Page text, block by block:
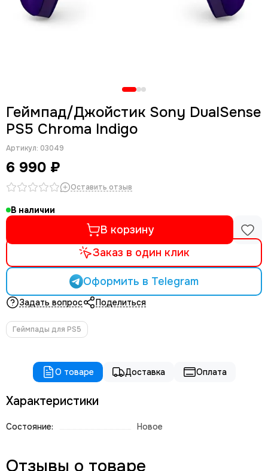
Геймпад/Джойстик Sony DualSense
PS5 Chroma Indigo
Артикул: 03049
6 990 ₽
Оставить отзыв
В наличии
В корзину
Заказ в один клик
Оформить в Telegram
Задать вопрос Поделиться
Геймпады для PS5
О товаре Доставка Оплата
Характеристики
Состояние: Новое
Отзывы о товаре